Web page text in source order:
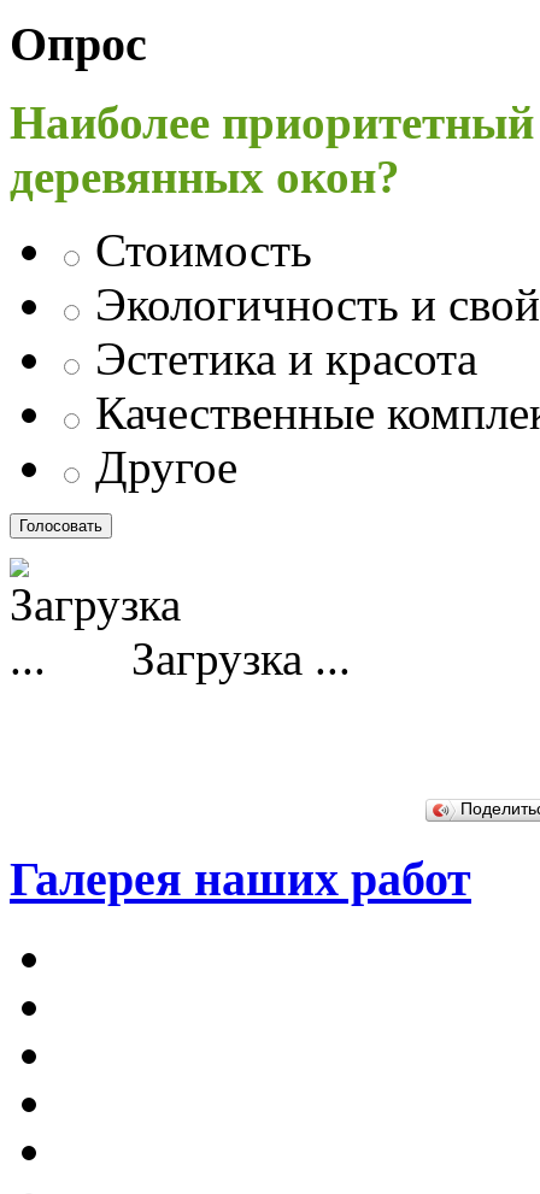
Опрос
Наиболее
деревянных окон?
Стоимость
Экологичность и
Эстетика и красота
Качественные
Другое
Загрузка ...
Галерея наших работ